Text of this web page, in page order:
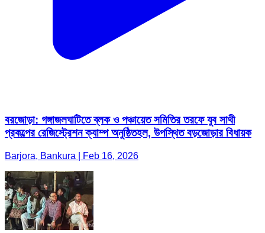
বরজোড়া: গঙ্গাজলঘাটিতে ব্লক ও পঞ্চায়েত সমিতির তরফে যুব সাথী
প্রকল্পের রেজিস্ট্রেশন ক্যাম্প অনুষ্ঠিতহল, উপস্থিত বড়জোড়ার বিধায়ক
Barjora, Bankura | Feb 16, 2026